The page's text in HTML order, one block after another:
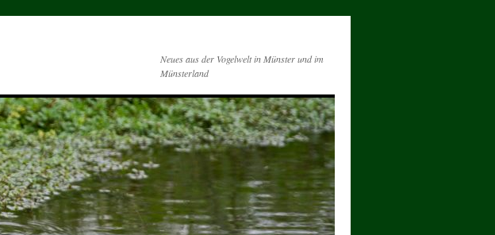
Neues aus der Vogelwelt in Münster und im
Münsterland